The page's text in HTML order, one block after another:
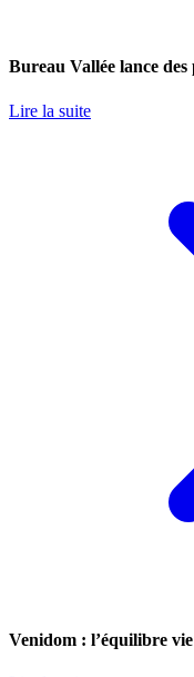
Bureau Vallée lance
Lire la suite
Venidom : l’équilibre